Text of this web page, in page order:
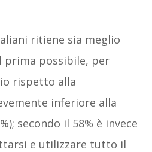
ritiene sia meglio
prima possibile, per
rispetto alla
inferiore alla
secondo il 58% è invece
e utilizzare tutto il